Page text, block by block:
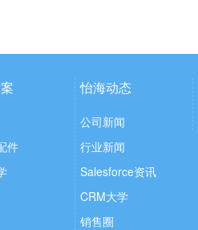
件
怡海动态
公司新闻
行业新闻
Salesforce资讯
CRM大学
销售圈